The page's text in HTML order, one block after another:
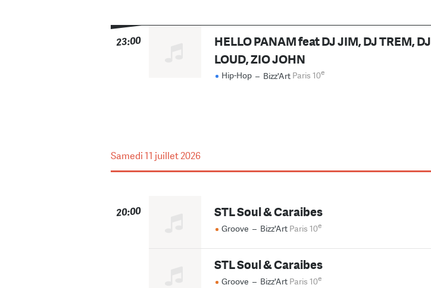
23:00
HELLO PANAM feat DJ JIM, DJ TREM, DJ
LOUD, ZIO JOHN
Hip-Hop – Bizz'Art Paris 10e
Samedi11 juillet 2026
20:00 STL Soul & Caraibes
Groove – Bizz'Art Paris 10e
STL Soul & Caraibes
Groove – Bizz'Art Paris 10e